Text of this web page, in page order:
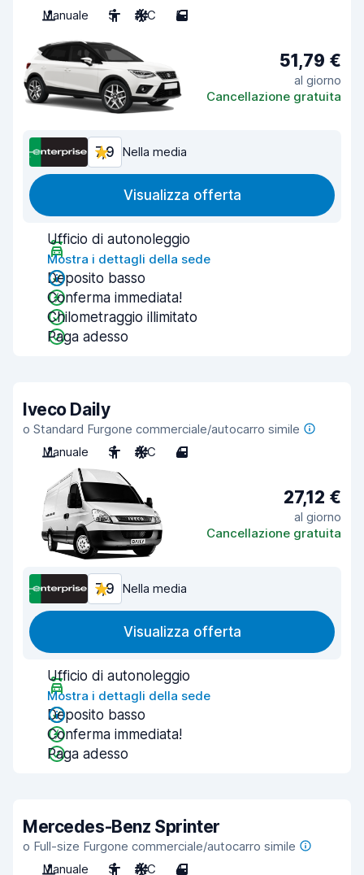
Manuale
5 A/C 5
51,79 €
al giorno
Cancellazione gratuita
7,9 Nella media
Visualizza offerta
Ufficio di autonoleggio
Mostra i dettagli della sede
Deposito basso
Conferma immediata!
Chilometraggio illimitato
Paga adesso
Iveco Daily
o Standard Furgone commerciale/autocarro simile
Manuale
3 A/C 4
27,12 €
al giorno
Cancellazione gratuita
7,9 Nella media
Visualizza offerta
Ufficio di autonoleggio
Mostra i dettagli della sede
Deposito basso
Conferma immediata!
Paga adesso
Mercedes-Benz Sprinter
o Full-size Furgone commerciale/autocarro simile
Manuale
3 A/C 4